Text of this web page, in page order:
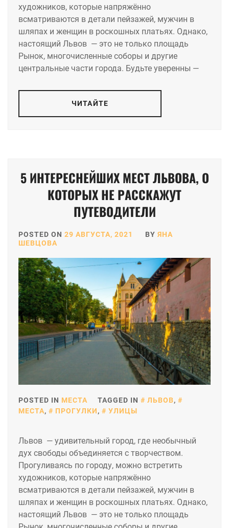
художников, которые напряжённо
всматриваются в детали пейзажей, мужчин в
шляпах и женщин в роскошных платьях. Однако,
настоящий Львов — это не только площадь
Рынок, многочисленные соборы и другие
центральные части города. Будьте уверенны —
ЧИТАЙТЕ
5 ИНТЕРЕСНЕЙШИХ МЕСТ ЛЬВОВА, О
КОТОРЫХ НЕ РАССКАЖУТ
ПУТЕВОДИТЕЛИ
POSTED ON 29 АВГУСТА, 2021 BY ЯНА
ШЕВЦОВА
POSTED IN МЕСТА TAGGED IN ЛЬВОВ,
МЕСТА, ПРОГУЛКИ, УЛИЦЫ
Львов — удивительный город, где необычный
дух свободы объединяется с творчеством.
Прогуливаясь по городу, можно встретить
художников, которые напряжённо
всматриваются в детали пейзажей, мужчин в
шляпах и женщин в роскошных платьях. Однако,
настоящий Львов — это не только площадь